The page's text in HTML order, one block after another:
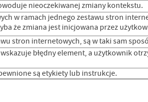
nieoczekiwanej zmiany kontekstu.
w ramach jednego zestawu stron
że zmiana jest inicjowana przez
stron internetowych, są w taki sam
błędny element, a użytkownik
są etykiety lub instrukcje.